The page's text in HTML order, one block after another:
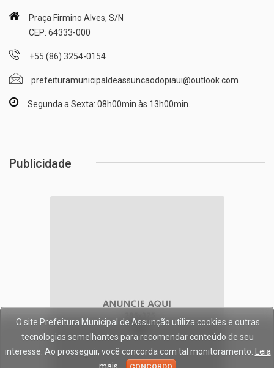
Praça Firmino Alves, S/N
CEP: 64333-000
+55 (86) 3254-0154
prefeituramunicipaldeassuncaodopiaui@outlook.com
Segunda a Sexta: 08h00min às 13h00min.
Publicidade
O site Prefeitura Municipal de Assunção utiliza cookies e outras
tecnologias semelhantes para recomendar conteúdo de seu
interesse. Ao prosseguir, você concorda com tal monitoramento.
Leia